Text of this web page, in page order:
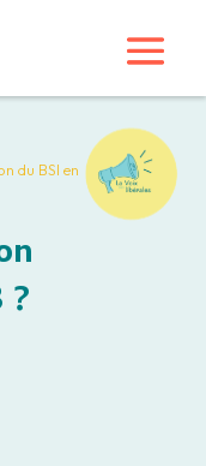
du BSI en
?